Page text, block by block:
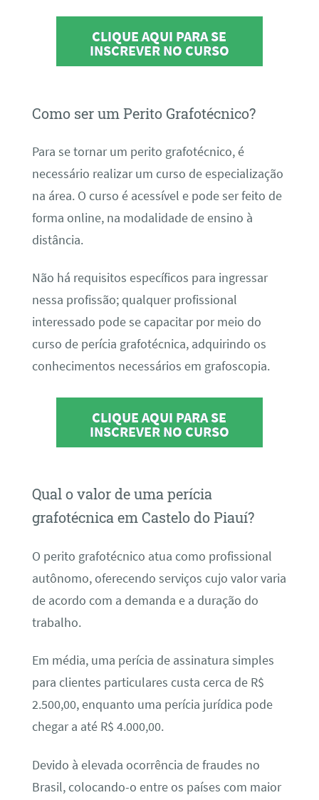
CLIQUE AQUI PARA SE
INSCREVER NO CURSO
Como ser um Perito Grafotécnico?
Para se tornar um perito grafotécnico, é
necessário realizar um curso de especialização
na área. O curso é acessível e pode ser feito de
forma online, na modalidade de ensino à
distância.
Não há requisitos específicos para ingressar
nessa profissão; qualquer profissional
interessado pode se capacitar por meio do
curso de perícia grafotécnica, adquirindo os
conhecimentos necessários em grafoscopia.
CLIQUE AQUI PARA SE
INSCREVER NO CURSO
Qual o valor de uma perícia
grafotécnica em Castelo do Piauí?
O perito grafotécnico atua como profissional
autônomo, oferecendo serviços cujo valor varia
de acordo com a demanda e a duração do
trabalho.
Em média, uma perícia de assinatura simples
para clientes particulares custa cerca de R$
2.500,00, enquanto uma perícia jurídica pode
chegar a até R$ 4.000,00.
Devido à elevada ocorrência de fraudes no
Brasil, colocando-o entre os países com maior